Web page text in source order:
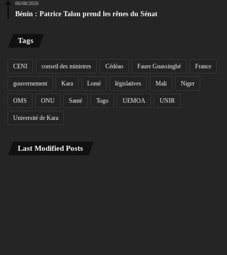
06/08/2026
Bénin : Patrice Talon prend les rênes du Sénat
Tags
CENI conseil des ministres Cédéao Faure Gnassingbé France
gouvernement Kara Lomé législatives Mali Niger
OMS ONU Santé Togo UEMOA UNIR
Université de Kara
Last Modified Posts